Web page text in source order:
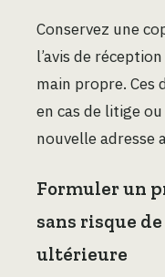
Conservez une
l’avis de
main propre. Ces
en cas de litige
nouvelle adresse
Formuler un
sans risque
ultérieure